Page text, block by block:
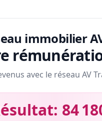
immobilier
avec le réseau AV
84